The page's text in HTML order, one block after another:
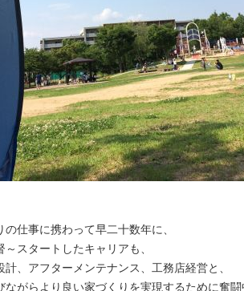
の仕事に携わって早二十数年に、
～スタートしたキャリアも、
計、アフターメンテナンス、工務店経営と、
ながらより良い家づくりを実現するために奮闘